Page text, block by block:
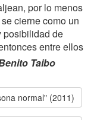
por lo menos
cierne como un
posibilidad de
entre ellos
Taibo
normal" (2011)